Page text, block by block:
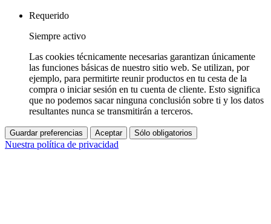
Requerido
Siempre activo
Las cookies técnicamente necesarias garantizan únicamente
las funciones básicas de nuestro sitio web. Se utilizan, por
ejemplo, para permitirte reunir productos en tu cesta de la
compra o iniciar sesión en tu cuenta de cliente. Esto significa
que no podemos sacar ninguna conclusión sobre ti y los datos
resultantes nunca se transmitirán a terceros.
Guardar preferencias Aceptar Sólo obligatorios
Nuestra política de privacidad